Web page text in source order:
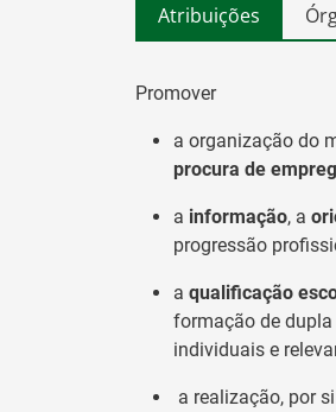
Atribuições
Promover
a organização do
procura de
a informação, a
progressão
a qualificação
formação de
individuais e
a realização, por